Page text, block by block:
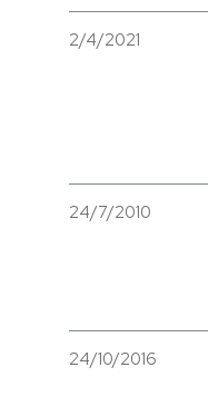
2/4/2021
24/7/2010
24/10/2016